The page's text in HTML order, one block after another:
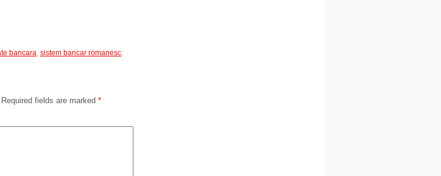
bancara, sistem bancar romanesc,
Required fields are marked *